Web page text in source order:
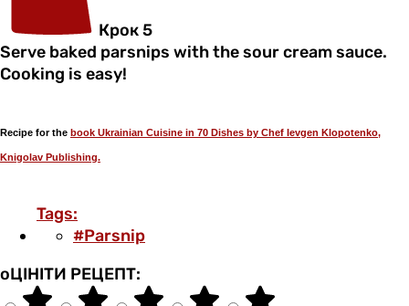
Крок 5
Serve baked parsnips with the sour cream sauce.
Cooking is easy!
Recipe fоr the book Ukrainian Cuisine in 70 Dishes by Chef Ievgen Klopotenko,
Knigolav Publishing.
Tags:
#Parsnip
оЦІНІТИ РЕЦЕПТ: